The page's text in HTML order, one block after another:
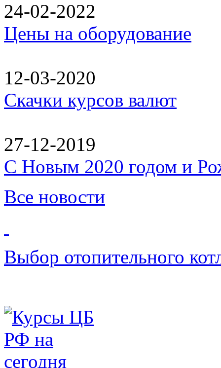
24-02-2022
Цены на оборудование
12-03-2020
Скачки курсов валют
27-12-2019
C Новым 2020 годом и
Все новости
Выбор отопительного